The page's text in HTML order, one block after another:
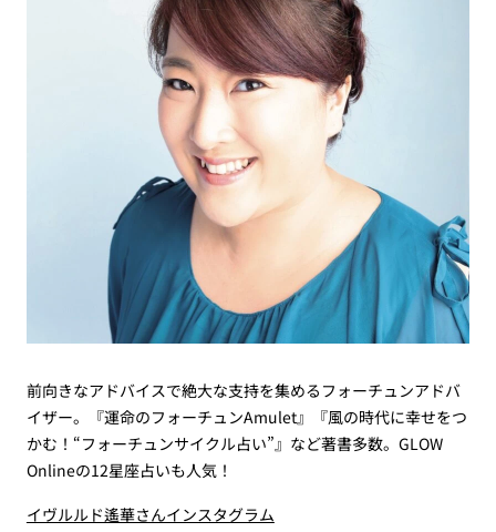
前向きなアドバイスで絶大な支持を集めるフォーチュンアドバ
イザー。『運命のフォーチュンAmulet』『風の時代に幸せをつ
かむ！“フォーチュンサイクル占い”』など著書多数。GLOW
Onlineの12星座占いも人気！
イヴルルド遙華さんインスタグラム